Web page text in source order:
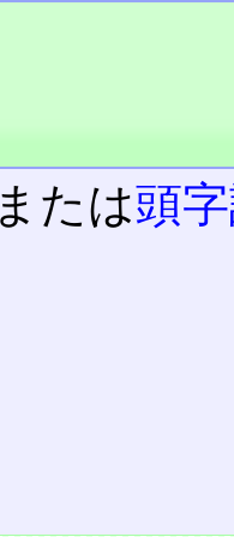
または頭